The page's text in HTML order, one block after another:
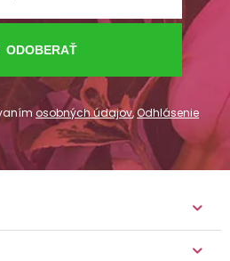
ODOBERAŤ
osobných údajov,Odhlásenie